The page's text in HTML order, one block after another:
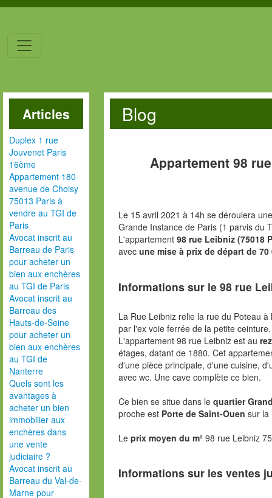
Articles
Duplex 1 rue
Jouvenet Paris
16ème
Appartement 180
avenue de Choisy
75013 Paris à
vendre au TGI de
Paris
Avocat inscrit au
Barreau de Paris
pour acheter un
bien aux enchères
au TGI de Paris
Avocat inscrit au
Barreau des
Hauts-de-Seine
pour acheter un
bien aux enchères
au TGI de
Nanterre
Quels sont les
avantages à
acheter un bien
immobilier aux
enchères dans
une vente
judiciaire ?
Avocat inscrit au
Barreau du Val-de-
Marne pour
Blog
Appartement 98
Le 15 avril 2021 à 14h se déroulera
Grande Instance de Paris (1 parvis du
L'appartement 98 rue Leibniz (75018
avec une mise à prix de départ de 70
Informations sur le 98 rue
La Rue Leibniz relie la rue du Poteau
par l'ex voie ferrée de la petite ceinture.
L'appartement 98 rue Leibniz est au
étages, datant de 1880. Cet
d'une pièce principale, d'une cuisine,
avec wc. Une cave complète ce bien.
Ce bien se situe dans le quartier
proche est Porte de Saint-Ouen sur la
Le prix moyen du m² 98 rue Leibniz
Informations sur les ventes